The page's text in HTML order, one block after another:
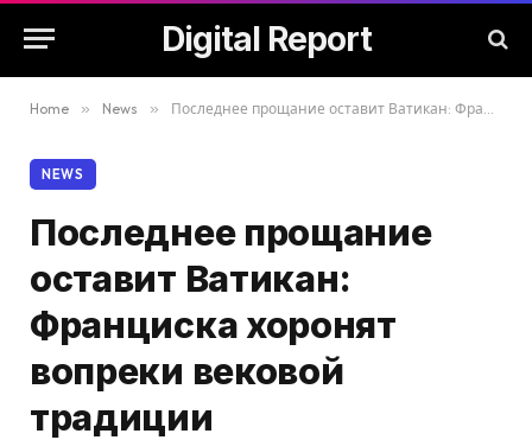
Digital Report
Home » News » Последнее прощание оставит Ватикан: Франциска хоронят вопреки вековой традиции
NEWS
Последнее прощание
оставит Ватикан:
Франциска хоронят
вопреки вековой
традиции